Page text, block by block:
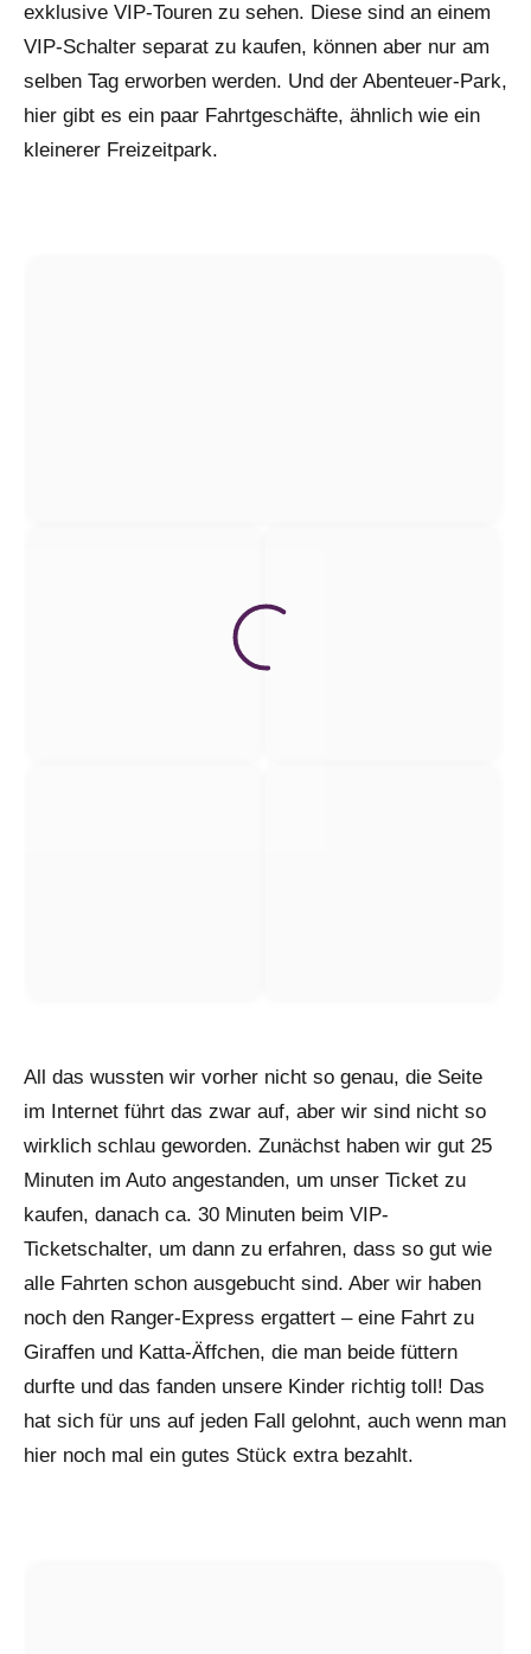
exklusive VIP-Touren zu sehen. Diese sind an einem
VIP-Schalter separat zu kaufen, können aber nur am
selben Tag erworben werden. Und der Abenteuer-Park,
hier gibt es ein paar Fahrtgeschäfte, ähnlich wie ein
kleinerer Freizeitpark.
All das wussten wir vorher nicht so genau, die Seite
im Internet führt das zwar auf, aber wir sind nicht so
wirklich schlau geworden. Zunächst haben wir gut 25
Minuten im Auto angestanden, um unser Ticket zu
kaufen, danach ca. 30 Minuten beim VIP-
Ticketschalter, um dann zu erfahren, dass so gut wie
alle Fahrten schon ausgebucht sind. Aber wir haben
noch den Ranger-Express ergattert – eine Fahrt zu
Giraffen und Katta-Äffchen, die man beide füttern
durfte und das fanden unsere Kinder richtig toll! Das
hat sich für uns auf jeden Fall gelohnt, auch wenn man
hier noch mal ein gutes Stück extra bezahlt.